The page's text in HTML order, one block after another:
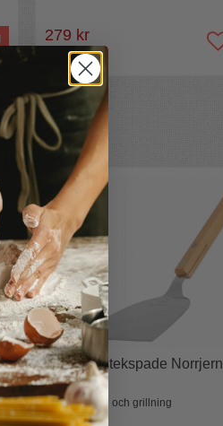
279 kr
348 kr
Japansk stekspade Norrjern
För servering och grillning